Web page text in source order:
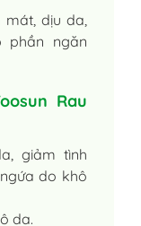
dịu da,
phần ngăn
Rau
giảm tình
do khô
da.